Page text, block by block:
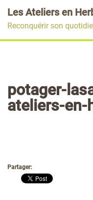
au
contenu
Les Ateliers en
Reconquérir son
potager-
ateliers-en-
Partager: